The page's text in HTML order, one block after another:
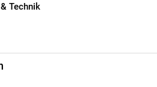
Technik